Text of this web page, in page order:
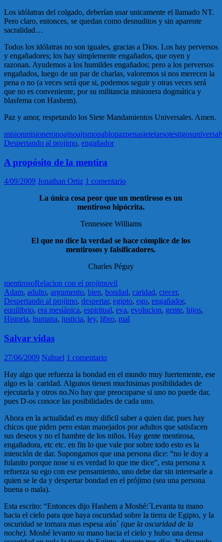
Los idólatras del colgado, deberían usar unicamente el llamado NT.
Pero claro, entonces, se quedan como desnuditos y sin aparente
sacralidad…
Todos los idólatras no son iguales, gracias a Dios. Los hay perversos
y engañadores; los hay simplemente engañados, que oyen y
razonan. Ayudemos a los humildes engañados; pero a los perversos
engañados, luego de un par de charlas, valoremos si nos merecen la
pena o no (a veces será que si, podemos seguir y otras veces será
que no es conveniente, por su militancia misionera dogmática y
blasfema con Hashem).
Paz y amor, respetando los Siete Mandamientos Universales. Amen.
misionmisioneronoajnoajismopablopazpenasietetarsotestigosuniversal
Despertando al projimo, engañador
A propósito de la mentira
4/09/2009 Jonathan Ortiz 1 comentario
La única cosa peor que un mentiroso es un
mentiroso hipócrita.
Tennessee Williams
El que no dice la verdad se hace cómplice de los
mentirosos y falsificadores.
Charles Péguy
mentirosoRelacion con el projimovil
Adam, adulto, argumento, bien, bondad, caridad, crecer,
Despertando al projimo, despertar, egipto, ego, engañador,
equilibrio, era mesiánica, espiritual, eva, evolucion, gente, hijos,
Historia, humana, justicia, ley, libro, mal
Salvar vidas
27/06/2009 Nahuel 1 comentario
Hay algo que refuerza la bondad en el mundo muy fuertemente, ese
algo es la caridad. Algunos tienen muchisimas posibilidades de
ejecutarla y otros no.No hay que preocuparse si uno no puede dar,
pues D-os conoce las posibilidades de cada uno.
Ahora en la actualidad es muy dificil saber a quien dar, pues hay
chicos que piden pero estan manejados por adultos que satisfacen
sus deseos y no el hambre de los niños. Hay gente mentirosa,
engañadora, etc etc. en fin lo que vale por sobre todo esto es la
intención de dar. Supongamos que una persona dice: “no le doy a
fulanito porque nose si es verdad lo que me dice”, esta persona x
refuerza su ego con ese pensamiento, uno debe dar sin interesarle a
quien se le da y despertar bondad en el prójimo (sea una persona
buena o mala).
Esta escrito: “Entonces dijo Hashem a Moshé:´Levanta tu mano
hacia el cielo para que haya oscuridad sobre la tierra de Egipto, y la
oscuridad se tornara mas espesa aún´ (que la oscuridad de la
noche). Moshé levanto su mano hacia el cielo y hubo una densa